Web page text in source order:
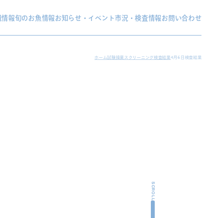
情報旬のお魚情報お知らせ・イベント市況・検査情報お問い合わせ
ホーム試験操業スクリーニング検査結果4月6日検査結果
SCROLL